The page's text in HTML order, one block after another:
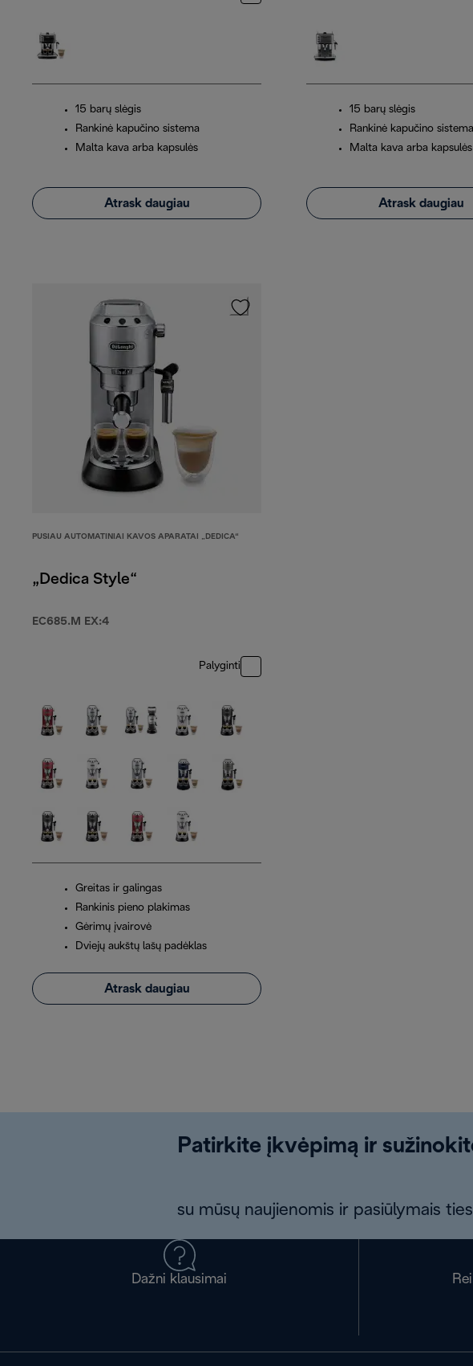
15 barų slėgis
Rankinė kapučino sistema
Malta kava arba kapsulės
Atrask daugiau
15 barų slėgis
Rankinė kapučino sistema
Malta kava arba kapsulės
Atrask daugiau
PUSIAU AUTOMATINIAI KAVOS APARATAI „DEDICA“
„Dedica Style“
EC685.M EX:4
Palyginti
Greitas ir galingas
Rankinis pieno plakimas
Gėrimų įvairovė
Dviejų aukštų lašų padėklas
Atrask daugiau
Patirkite įkvėpimą ir
su mūsų naujienomis ir pasiūlymais
Dažni klausimai